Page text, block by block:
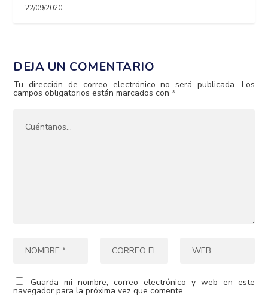
22/09/2020
DEJA UN COMENTARIO
Tu dirección de correo electrónico no será publicada. Los
campos obligatorios están marcados con*
Guarda mi nombre, correo electrónico y web en este
navegador para la próxima vez que comente.